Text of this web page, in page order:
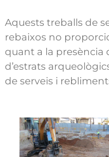
Aquests treballs de
rebaixos no
quant a la presència
d’estrats
de serveis i